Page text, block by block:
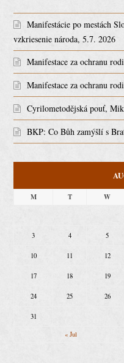
Manifestácie po mestách
vzkriesenie národa, 5.7. 2026
Manifestace za ochranu
Manifestace za ochranu
Cyrilometodějská pouť,
BKP: Co Bůh zamýšlí s
M T W
« Jul
3 4 5
10 11 12
17 18 19
24 25 26
31